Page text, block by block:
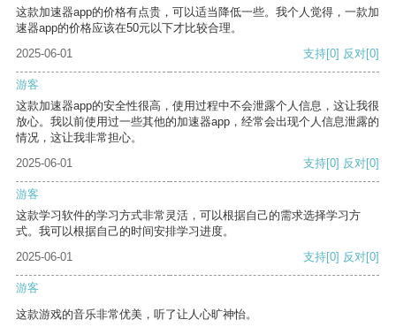
这款加速器app的价格有点贵，可以适当降低一些。我个人觉得，一款加
速器app的价格应该在50元以下才比较合理。
2025-06-01
支持[0] 反对[0]
游客
这款加速器app的安全性很高，使用过程中不会泄露个人信息，这让我很
放心。我以前使用过一些其他的加速器app，经常会出现个人信息泄露的
情况，这让我非常担心。
2025-06-01
支持[0] 反对[0]
游客
这款学习软件的学习方式非常灵活，可以根据自己的需求选择学习方
式。我可以根据自己的时间安排学习进度。
2025-06-01
支持[0] 反对[0]
游客
这款游戏的音乐非常优美，听了让人心旷神怡。